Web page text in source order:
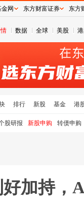
数据 全球 美股
排行 新股 基金 港
股研报 新股申购 转债申购
加持，
网 东方财富证券 东方